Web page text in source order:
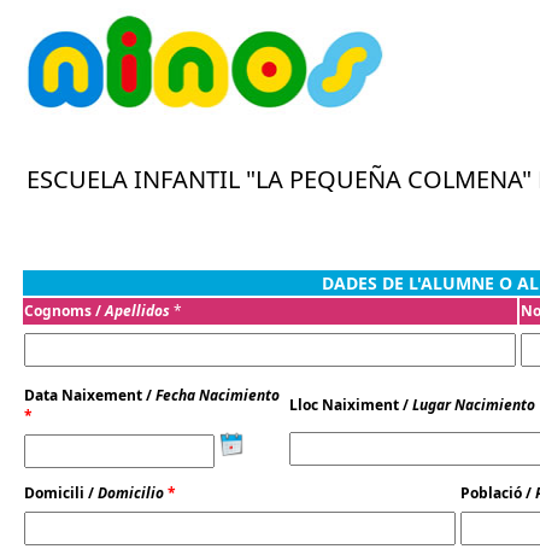
DADES DE L'ALUMNE O
Cognoms /Apellidos*
Data Naixement /Fecha Nacimiento
*
Lloc Naiximent /Lugar Nacimiento
Domicili /Domicilio* Població /